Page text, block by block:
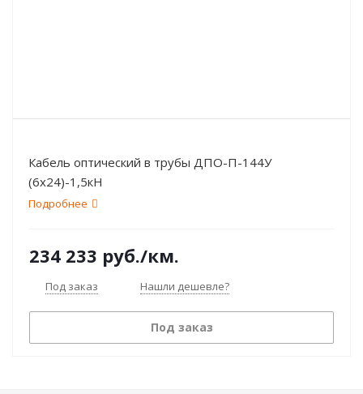
Кабель оптический в трубы ДПО-П-144У
(6х24)-1,5кН
Подробнее
234 233 руб./км.
Под заказ Нашли дешевле?
Под заказ